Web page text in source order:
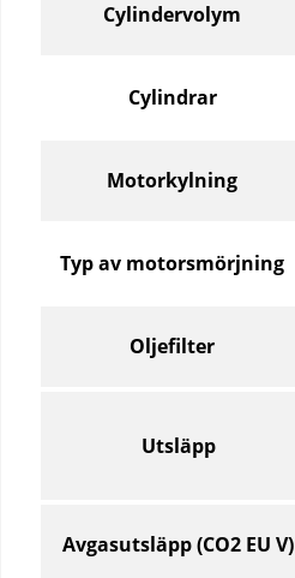
Cylindervolym
Cylindrar
Motorkylning
Typ av motorsmörjning
Oljefilter
Utsläpp
Avgasutsläpp (CO2 EU V)